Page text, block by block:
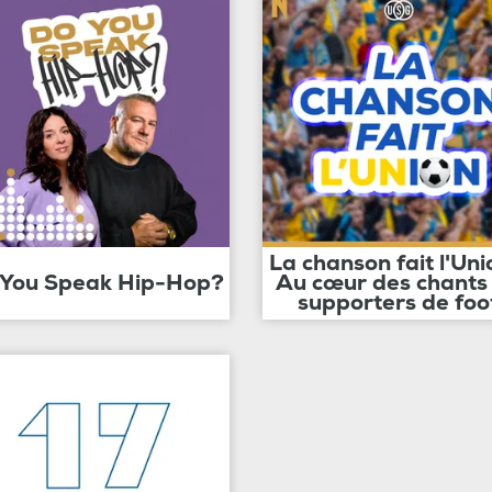
Speak Hip-Hop?
La chanson fait
Au cœur des chants
supporters de